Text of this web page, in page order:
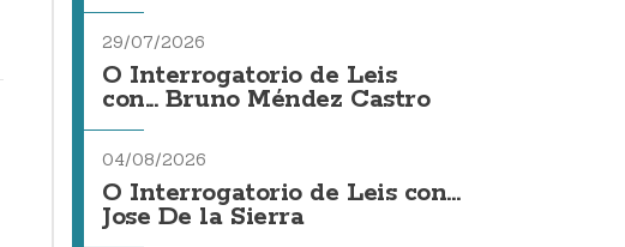
29/07/2026
O Interrogatorio de Leis
con... Bruno Méndez Castro
04/08/2026
O Interrogatorio de Leis con...
Jose De la Sierra